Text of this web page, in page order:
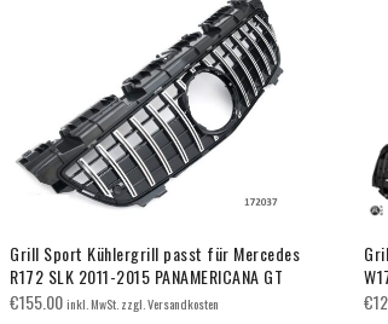
Grill Sport Kühlergrill passt für Mercedes
R172 SLK 2011-2015 PANAMERICANA GT
€155.00inkl. MwSt. zzgl. Versandkosten
€